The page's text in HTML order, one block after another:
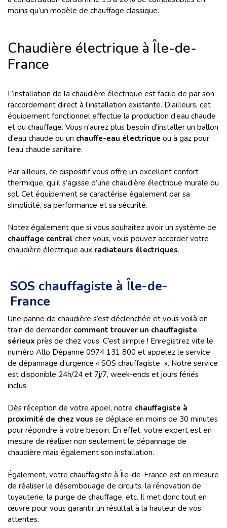
moins qu’un modèle de chauffage classique.
Chaudière électrique à Île-de-
France
L’installation de la chaudière électrique est facile de par son
raccordement direct à l’installation existante. D'ailleurs, cet
équipement fonctionnel effectue la production d’eau chaude
et du chauffage. Vous n'aurez plus besoin d'installer un ballon
d'eau chaude ou un chauffe-eau électrique ou à gaz pour
l'eau chaude sanitaire.
Par ailleurs, ce dispositif vous offre un excellent confort
thermique, qu’il s’agisse d’une chaudière électrique murale ou
sol. Cet équipement se caractérise également par sa
simplicité, sa performance et sa sécurité.
Notez également que si vous souhaitez avoir un système de
chauffage central chez vous, vous pouvez accorder votre
chaudière électrique aux radiateurs électriques.
SOS chauffagiste à Île-de-
France
Une panne de chaudière s’est déclenchée et vous voilà en
train de demander comment trouver un chauffagiste
sérieux près de chez vous. C’est simple ! Enregistrez vite le
numéro Allo Dépanne 0974 131 800 et appelez le service
de dépannage d’urgence « SOS chauffagiste ». Notre service
est disponible 24h/24 et 7j/7, week-ends et jours fériés
inclus.
Dès réception de votre appel, notre chauffagiste à
proximité de chez vous se déplace en moins de 30 minutes
pour répondre à votre besoin. En effet, votre expert est en
mesure de réaliser non seulement le dépannage de
chaudière mais également son installation.
Également, votre chauffagiste à Île-de-France est en mesure
de réaliser le désembouage de circuits, la rénovation de
tuyauterie, la purge de chauffage, etc. Il met donc tout en
œuvre pour vous garantir un résultat à la hauteur de vos
attentes.